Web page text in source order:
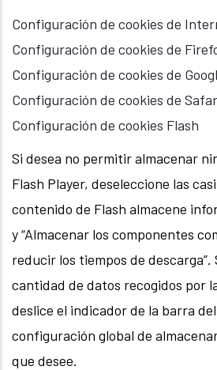
Configuración de cookies de
Configuración de cookies de
Configuración de cookies de
Configuración de cookies de
Configuración de cookies Flash
Si desea no permitir almacenar
Flash Player, deseleccione las
contenido de Flash almacene
y “Almacenar los componentes
reducir los tiempos de descarga”.
cantidad de datos recogidos por
deslice el indicador de la barra
configuración global de
que desee.